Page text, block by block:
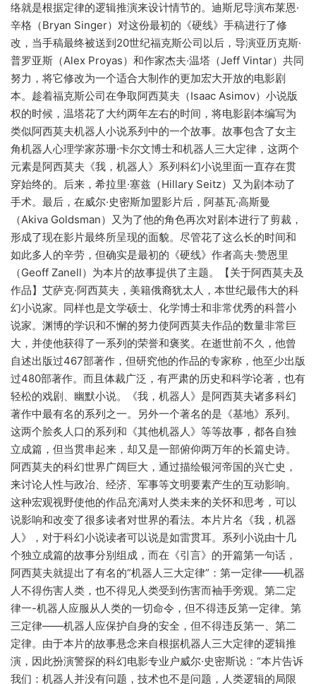
络就是根据定律的逻辑推演来设计情节的。迪斯尼导演布莱恩·
辛格（Bryan Singer）对这份最初的《硬线》手稿进行了修
改，当手稿最终被送到20世纪福克斯公司以后，导演亚历克斯·
普罗亚斯（Alex Proyas）和作家杰夫·温塔（Jeff Vintar）共同
努力，将它修改为一个适合大制作的更加宏大开放的电影剧
本。趁着福克斯公司在争取阿西莫夫（Isaac Asimov）小说版
权的时候，温塔花了大约两年左右的时间，将电影剧本编写为
类似阿西莫夫机器人小说系列中的一个故事。故事包含了女主
角机器人心理学家苏珊·卡尔文博士和机器人三大定律，这两个
元素是阿西莫夫《我，机器人》系列科幻小说里面一直存在贯
穿始终的。后来，希拉里·塞兹（Hillary Seitz）又为剧本动了
手术。最后，在威尔·史密斯加盟影片后，阿基瓦·高斯曼
（Akiva Goldsman）又为了他的角色再次对剧本进行了剪裁，
形成了现在影片最终所呈现的面貌。尽管花了这么长的时间和
如此多人的辛劳，但确实是最初的《硬线》作者高夫·赞恩里
（Geoff Zanell）为本片的故事提供了主题。【关于阿西莫夫及
作品】艾萨克·阿西莫夫，美籍俄裔犹太人，本世纪最伟大的科
幻小说家。同样也是文学硕士、化学博士和非常优秀的科普小
说家。渊博的学识和不懈的努力使阿西莫夫作品的数量非常巨
大，并使他获得了一系列的荣誉和褒奖。在逝世前不久，他曾
自述出版过467部著作，但研究他的作品的专家称，他至少出版
过480部著作。而且体裁广泛，有严肃的历史和科学论著，也有
轻松的戏剧、幽默小说。《我，机器人》是阿西莫夫诸多科幻
著作中最有名的系列之一。另外一个著名的是《基地》系列。
这两个脍炙人口的系列和《其他机器人》等等故事，都各自独
立成篇，但当贯串起来，却又是一部俯仰两万年的长篇史诗。
阿西莫夫的科幻世界广阔巨大，通过描绘银河帝国的兴亡史，
来讨论人性与政冶、经济、军事等文明要素产生的互动影响。
这种宏观视野使他的作品充满对人类未来的关怀和思考，可以
说影响和改变了很多读者对世界的看法。本片片名《我，机器
人》，对于科幻小说读者可以说是如雷贯耳。系列小说由十几
个独立成篇的故事分别组成，而在《引言》的开篇第一句话，
阿西莫夫就提出了有名的“机器人三大定律”：第一定律——机器
人不得伤害人类，也不得见人类受到伤害而袖手旁观。第二定
律一-机器人应服从人类的一切命令，但不得违反第一定律。第
三定律——机器人应保护自身的安全，但不得违反第一、第二
定律。由于本片的故事悬念来自根据机器人三大定律的逻辑推
演，因此扮演警探的科幻电影专业户威尔·史密斯说：“本片告诉
我们：机器人并没有问题，技术也不是问题，人类逻辑的局限